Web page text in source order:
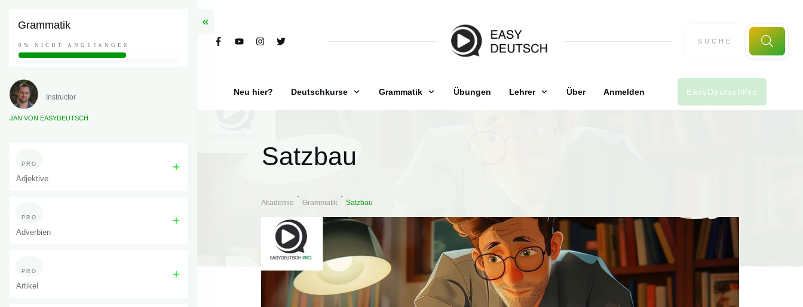
Neu hier? Deutschkurse Grammatik Übungen Lehrer Über Anmelden EasyDeutschPro
Satzbau
Akademie Grammatik Satzbau
Grammatik
0% NICHT ANGEFANGEN
Instructor
JAN VON EASYDEUTSCH
PRO
Adjektive
PRO
Adverbien
PRO
Artikel